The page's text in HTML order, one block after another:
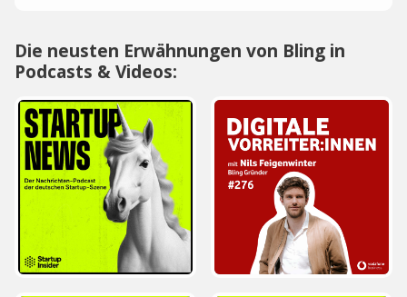
Die neusten Erwähnungen von Bling in
Podcasts & Videos: